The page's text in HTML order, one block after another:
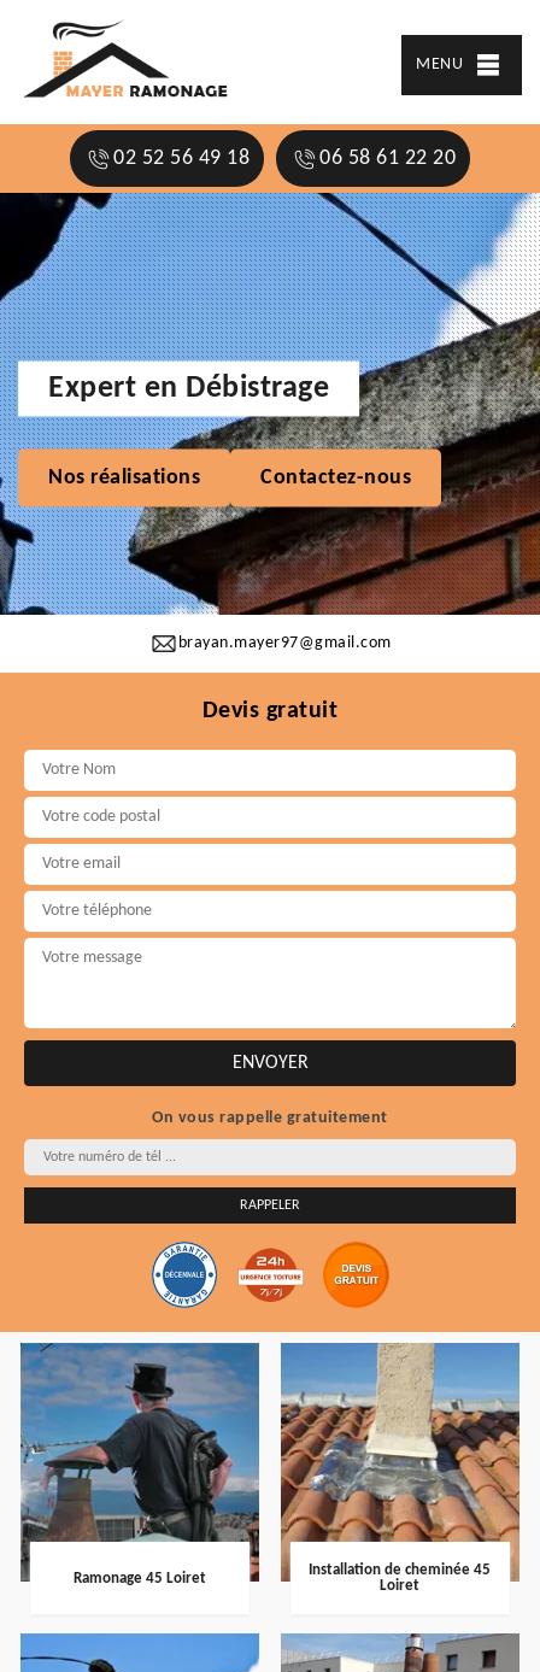
MENU
02 52 56 49 18 06 58 61 22 20
brayan.mayer97@gmail.com
Expert en Débistrage
Nos réalisations Contactez-nous
Devis gratuit
On vous rappelle gratuitement
Ramonage 45 Loiret
Installation de cheminée 45
Loiret